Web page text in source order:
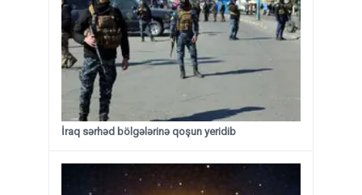
İraq sərhəd bölgələrinə qoşun yeridib